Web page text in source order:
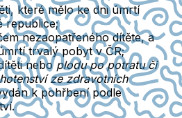
, které mělo ke dni úmrtí
republice;
nezaopatřeného dítěte, a
trvalý pobyt v ČR;
neboplodu po potratu či
ze zdravotních
k pohřbení podle